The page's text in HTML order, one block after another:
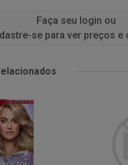
Faça seu login ou
se para ver preços e